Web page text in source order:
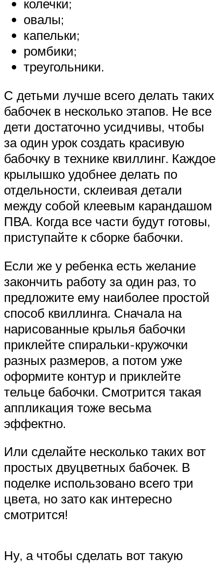
колечки;
овалы;
капельки;
ромбики;
треугольники.
С детьми лучше всего делать таких
бабочек в несколько этапов. Не все
дети достаточно усидчивы, чтобы
за один урок создать красивую
бабочку в технике квиллинг. Каждое
крылышко удобнее делать по
отдельности, склеивая детали
между собой клеевым карандашом
ПВА. Когда все части будут готовы,
приступайте к сборке бабочки.
Если же у ребенка есть желание
закончить работу за один раз, то
предложите ему наиболее простой
способ квиллинга. Сначала на
нарисованные крылья бабочки
приклейте спиральки-кружочки
разных размеров, а потом уже
оформите контур и приклейте
тельце бабочки. Смотрится такая
аппликация тоже весьма
эффектно.
Или сделайте несколько таких вот
простых двуцветных бабочек. В
поделке использовано всего три
цвета, но зато как интересно
смотрится!
Ну, а чтобы сделать вот такую